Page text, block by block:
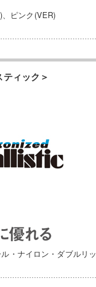
、ピンク(VER)
ィック＞
・ナイロン・ダブルリ